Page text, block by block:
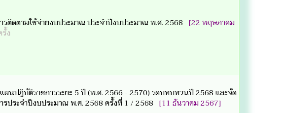
ติดตามใช้จ่ายงบประมาณ ประจำปีงบประมาณ พ.ศ. 2568 [22 พฤษภาคม
ง
นปฏิบัติราชการระยะ 5 ปี (พ.ศ. 2566 - 2570) รอบทบทวนปี 2568 และจัด
ประจำปีงบประมาณ พ.ศ. 2568 ครั้งที่ 1 / 2568 [11 ธันวาคม 2567]